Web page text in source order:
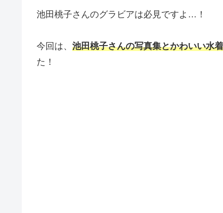
池田桃子さんのグラビアは必見ですよ…！
今回は、 池田桃子さんの写真集とかわいい水
た！